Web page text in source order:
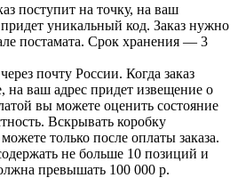
поступит на точку, на ваш
уникальный код. Заказ нужно
постамата. Срок хранения — 3
почту России. Когда заказ
на ваш адрес придет извещение о
вы можете оценить состояние
Вскрывать коробку
только после оплаты заказа.
не больше 10 позиций и
превышать 100 000 р.